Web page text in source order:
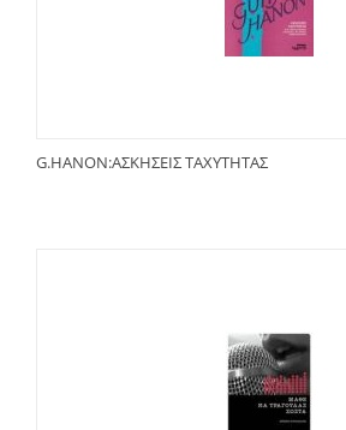
G.HANON:ΑΣΚΗΣΕΙΣ ΤΑΧΥΤΗΤΑΣ